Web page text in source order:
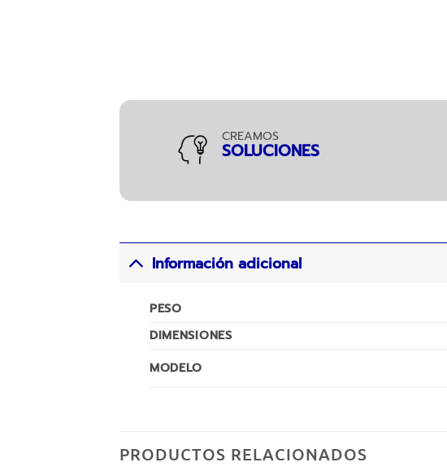
CREAMOS
SOLUCIONES
Información adicional
PESO
DIMENSIONES
MODELO
PRODUCTOS RELACIONADOS